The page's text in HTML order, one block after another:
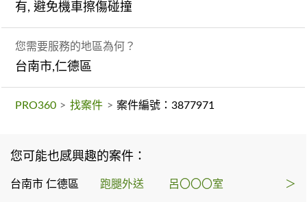
有, 避免機車擦傷碰撞
您需要服務的地區為何？
台南市,仁德區
PRO360 > 找案件 > 案件編號：3877971
您可能也感興趣的案件：
台南市 仁德區 跑腿外送 呂〇〇〇室 ＞